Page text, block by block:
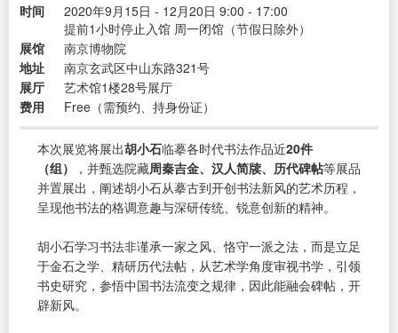
时间
2020年9月15日 - 12月20日 9:00 - 17:00
提前1小时停止入馆 周一闭馆（节假日除外）
展馆
南京博物院
地址
南京玄武区中山东路321号
展厅
艺术馆1楼28号展厅
费用
Free（需预约、持身份证）
本次展览将展出胡小石临摹各时代书法作品近20件
（组）
，并甄选院藏周秦吉金、汉人简牍、历代碑帖等展品
并置展出，阐述胡小石从摹古到开创书法新风的艺术历程，
呈现他书法的格调意趣与深研传统、锐意创新的精神。
胡小石学习书法非谨承一家之风、恪守一派之法，而是立足
于金石之学、精研历代法帖，从艺术学角度审视书学，引领
书史研究，参悟中国书法流变之规律，因此能融会碑帖，开
辟新风。